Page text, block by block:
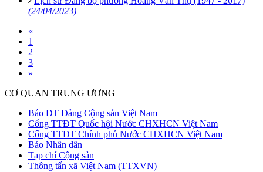
(24/04/2023)
«
1
2
3
»
CƠ QUAN TRUNG ƯƠNG
Báo ĐT Đảng Cộng sản Việt Nam
Cổng TTĐT Quốc hội Nước CHXHCN Việt Nam
Cổng TTĐT Chính phủ Nước CHXHCN Việt Nam
Báo Nhân dân
Tạp chí Cộng sản
Thông tấn xã Việt Nam (TTXVN)